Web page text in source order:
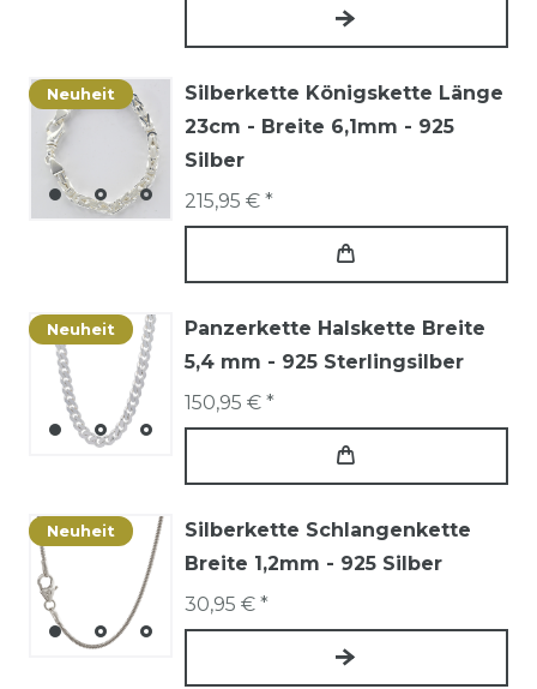
Neuheit
Silberkette Königskette Länge
23cm - Breite 6,1mm - 925
Silber
215,95 € *
Neuheit
Panzerkette Halskette Breite
5,4 mm - 925 Sterlingsilber
150,95 € *
Neuheit
Silberkette Schlangenkette
Breite 1,2mm - 925 Silber
30,95 € *